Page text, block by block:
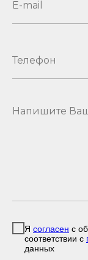
Я согласен с
соответствии с
данных